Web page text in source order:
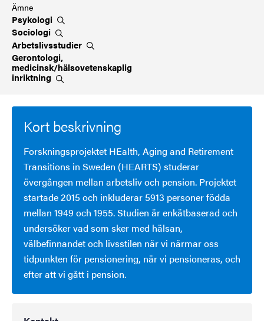
Ämne
Psykologi
Sociologi
Arbetslivsstudier
Gerontologi,
medicinsk/hälsovetenskaplig
inriktning
Kort beskrivning
Forskningsprojektet HEalth, Aging and Retirement
Transitions in Sweden (HEARTS) studerar
övergången mellan arbetsliv och pension. Projektet
startade 2015 och inkluderar 5913 personer födda
mellan 1949 och 1955. Studien är enkätbaserad och
undersöker vad som sker med hälsan,
välbefinnandet och livsstilen när vi närmar oss
tidpunkten för pensionering, när vi pensioneras, och
efter att vi gått i pension.